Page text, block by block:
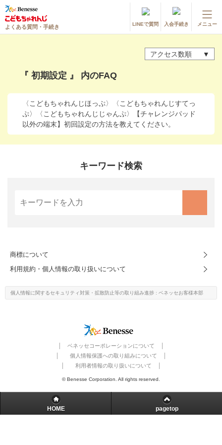
よくある質問・手続き LINEで質問 入会手続き メニュー
よくある質問・お問い合わせ
カテゴリーから探す
お問い合わせ窓口
他の講座のよくある質問・手続きはこちら
進研ゼミ 高校講座
こどもちゃれんじのご紹介はこちら
会員サイトはこちら
アクセス数順
『 初期設定 』 内のFAQ
〈こどもちゃれんじほっぷ〉〈こどもちゃれんじすてっ
ぷ〉〈こどもちゃれんじじゃんぷ〉【チャレンジパッド
以外の端末】初回設定の方法を教えてください。
キーワード検索
商標について
利用規約・個人情報の取り扱いについて
個人情報に関するセキュリティ対策・ 拡散防止等の取り組み進捗 : ベネッセお客様本部
ベネッセコーポレーションについて
個人情報保護への取り組みについて
利用者情報の取り扱いについて
© Benesse Corporation. All rights reserved.
HOME pagetop